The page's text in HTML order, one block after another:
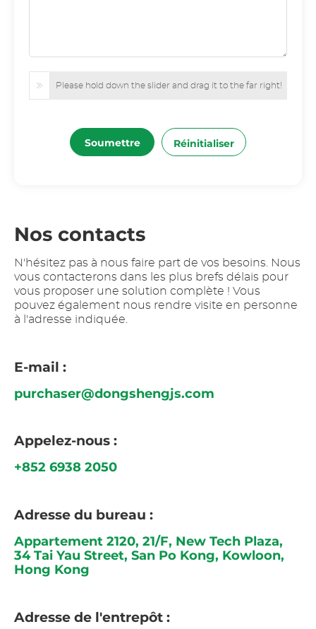
Please hold down the slider and drag it to the far right!
Soumettre Réinitialiser
Nos contacts
N'hésitez pas à nous faire part de vos besoins. Nous
vous contacterons dans les plus brefs délais pour
vous proposer une solution complète ! Vous
pouvez également nous rendre visite en personne
à l'adresse indiquée.
E-mail :
purchaser@dongshengjs.com
Appelez-nous :
+852 6938 2050
Adresse du bureau :
Appartement 2120, 21/F, New Tech Plaza,
34 Tai Yau Street, San Po Kong, Kowloon,
Hong Kong
Adresse de l'entrepôt :